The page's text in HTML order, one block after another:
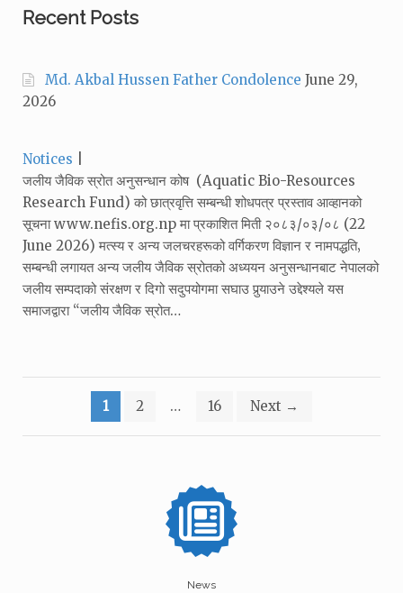
Recent Posts
Md. Akbal Hussen Father Condolence June 29,
2026
Categories:
Notices
जलीय जैविक स्रोत अनुसन्धान कोष (Aquatic Bio-Resources
Research Fund) को छात्रवृत्ति सम्बन्धी शोधपत्र प्रस्ताव आव्हानको
सूचना www.nefis.org.np मा प्रकाशित मिती २०८३/०३/०८ (22
June 2026) मत्स्य र अन्य जलचरहरूको वर्गिकरण विज्ञान र नामपद्धति‚
सम्बन्धी लगायत अन्य जलीय जैविक स्रोतको अध्ययन अनुसन्धानबाट नेपालको
जलीय सम्पदाको संरक्षण र दिगो सदुपयोगमा सघाउ पुर्‍याउने उद्देश्यले यस
समाजद्वारा “जलीय जैविक स्रोत…
pagination
1 2 … 16 Next →
News